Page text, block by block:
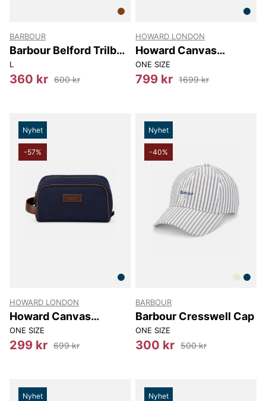
BARBOUR
Barbour Belford Trilby
Summer Hat
L
360 kr 600 kr
HOWARD LONDON
Howard Canvas
Weekend Bag
ONE SIZE
799 kr 1699 kr
Nyhet
-57%
HOWARD LONDON
Howard Canvas
Washbag
ONE SIZE
299 kr 699 kr
Nyhet
-40%
BARBOUR
Barbour Cresswell Cap
ONE SIZE
300 kr 500 kr
Nyhet Nyhet